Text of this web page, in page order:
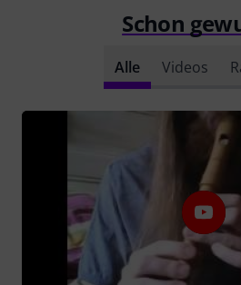
Schon
Alle Videos